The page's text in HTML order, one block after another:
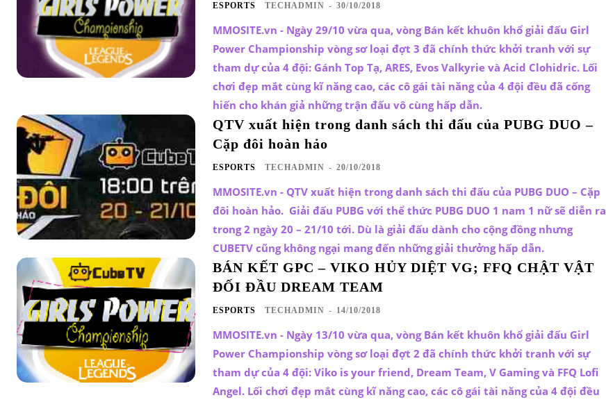
ESPORTS TECHADMIN - 30/10/2018
MMOSITE.vn - Ngày 29/10 vừa qua, vòng Bán kết khuôn khổ giải đấu Girl
Power Championship vòng sơ loại đợt 3 đã chính thức khởi tranh với sự
tham dự của 4 đội: Gánh Top Tạ, ARES, Evos Valkyrie và Acid Clohidric. Lối
chơi đẹp mắt cùng kĩ năng cao, các cô gái tài năng của 4 đội đều đã cống
hiến cho khán giả những trận đấu vô cùng hấp dẫn.
QTV xuất hiện trong danh sách thi đấu của PUBG DUO –
Cặp đôi hoàn hảo
ESPORTS TECHADMIN - 20/10/2018
MMOSITE.vn - QTV xuất hiện trong danh sách thi đấu của PUBG DUO – Cặp
đôi hoàn hảo. Giải đấu PUBG với thể thức PUBG DUO 1 nam 1 nữ sẽ diễn ra
trong 2 ngày 20 – 21/10 tới. Dù là giải đấu dành cho cộng đồng nhưng
CUBETV cũng không ngại mang đến những giải thưởng hấp dẫn.
BÁN KẾT GPC – VIKO HỦY DIỆT VG; FFQ CHẬT VẬT
ĐỐI ĐẦU DREAM TEAM
ESPORTS TECHADMIN - 14/10/2018
MMOSITE.vn - Ngày 13/10 vừa qua, vòng Bán kết khuôn khổ giải đấu Girl
Power Championship vòng sơ loại đợt 2 đã chính thức khởi tranh với sự
tham dự của 4 đội: Viko is your friend, Dream Team, V Gaming và FFQ Lofi
Angel. Lối chơi đẹp mắt cùng kĩ năng cao, các cô gái tài năng của 4 đội đều